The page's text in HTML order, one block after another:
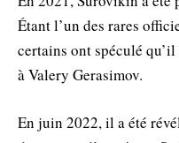
Étant l’un des rares
certains ont spéculé
à Valery Gerasimov.
En juin 2022, il a été